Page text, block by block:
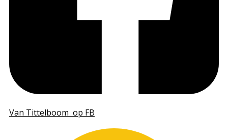
Van Tittelboom​ op FB